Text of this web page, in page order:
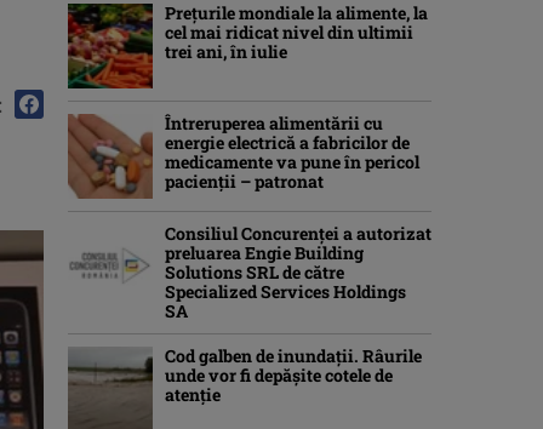
Preţurile mondiale la alimente, la
cel mai ridicat nivel din ultimii
trei ani, în iulie
Întreruperea alimentării cu
energie electrică a fabricilor de
medicamente va pune în pericol
pacienţii – patronat
Consiliul Concurenţei a autorizat
preluarea Engie Building
Solutions SRL de către
Specialized Services Holdings
SA
Cod galben de inundații. Râurile
unde vor fi depășite cotele de
atenţie